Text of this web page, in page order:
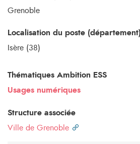
Grenoble
Localisation du poste (département)
Isère (38)
Thématiques Ambition ESS
Usages numériques
Structure associée
Ville de Grenoble